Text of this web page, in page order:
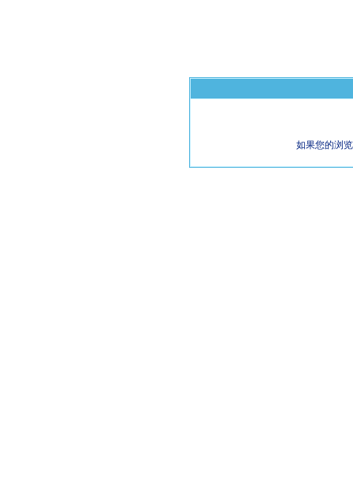
如果您的浏